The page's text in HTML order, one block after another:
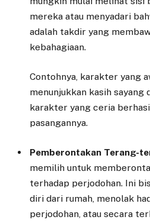
mereka atau menyadari
adalah takdir yang
kebahagiaan.
Contohnya, karakter yang
menunjukkan kasih sayang
karakter yang ceria
pasangannya.
Pemberontakan Terang-
memilih untuk
terhadap perjodohan. Ini
diri dari rumah, menolak
perjodohan, atau secara